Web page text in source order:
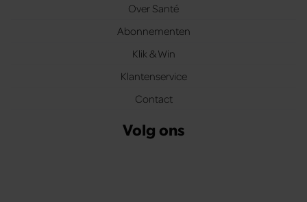
Over Santé
Abonnementen
Klik & Win
Klantenservice
Contact
Volg ons